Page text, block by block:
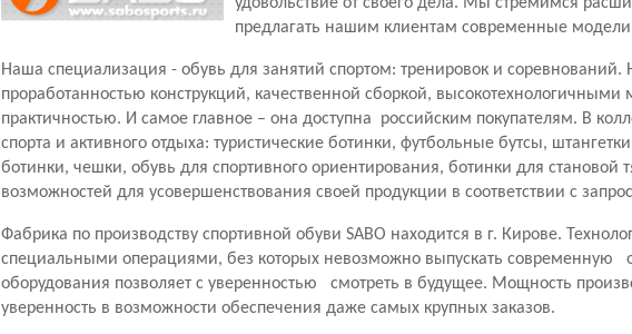
удовольствие от своего дела. Мы стремимся
предлагать нашим клиентам современные
Наша специализация - обувь для занятий спортом: тренировок и соревнований.
проработанностью конструкций, качественной сборкой,
практичностью. И самое главное – она доступна российским покупателям. В
спорта и активного отдыха: туристические ботинки, футбольные бутсы,
ботинки, чешки, обувь для спортивного ориентирования, ботинки для становой
возможностей для усовершенствования своей продукции в соответствии с
Фабрика по производству спортивной обуви SABO находится в г. Кирове.
специальными операциями, без которых невозможно выпускать современную
оборудования позволяет с уверенностью смотреть в будущее. Мощность
уверенность в возможности обеспечения даже самых крупных заказов.